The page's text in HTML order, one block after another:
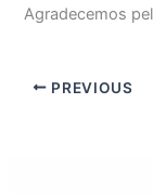
Agradecemos
PREVIOUS